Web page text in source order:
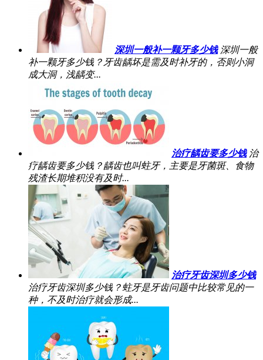
深圳一般补一颗牙多少钱 深圳一般
补一颗牙多少钱？牙齿龋坏是需及时补牙的，否则小洞
成大洞，浅龋变...
治疗龋齿要多少钱 治
疗龋齿要多少钱？龋齿也叫蛀牙，主要是牙菌斑、食物
残渣长期堆积没有及时...
治疗牙齿深圳多少钱
治疗牙齿深圳多少钱？蛀牙是牙齿问题中比较常见的一
种，不及时治疗就会形成...